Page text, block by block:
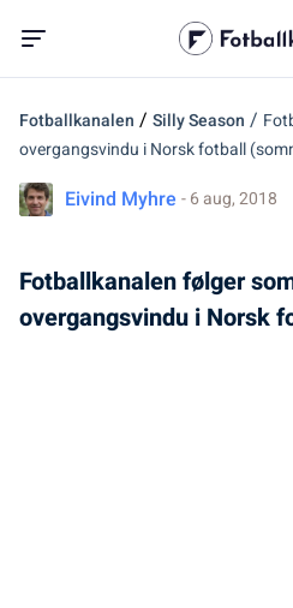
Fotballkanalen / Silly Season /
overgangsvindu i Norsk fotball
Eivind Myhre - 6 aug, 2018
Fotballkanalen følger
overgangsvindu i Norsk